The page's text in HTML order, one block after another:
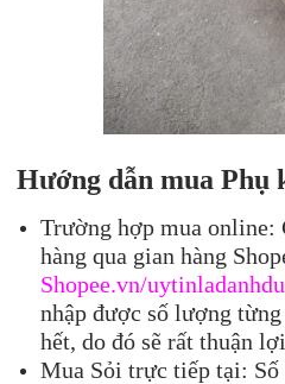
Hướng dẫn mua Phụ
Trường hợp mua online:
hàng qua gian hàng
Shopee.vn/uytinladanhdu
nhập được số lượng
hết, do đó sẽ rất thuận
Mua Sỏi trực tiếp tại: Số